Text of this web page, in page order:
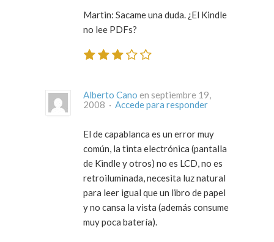
Martin: Sacame una duda. ¿El Kindle
no lee PDFs?
Alberto Cano en septiembre 19,
2008 · Accede para responder
El de capablanca es un error muy
común, la tinta electrónica (pantalla
de Kindle y otros) no es LCD, no es
retroiluminada, necesita luz natural
para leer igual que un libro de papel
y no cansa la vista (además consume
muy poca batería).